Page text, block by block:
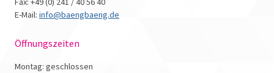
E-Mail: info@baengbaeng.de
Öffnungszeiten
Montag: geschlossen